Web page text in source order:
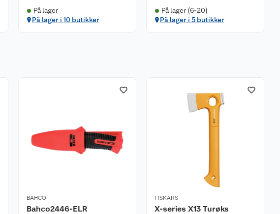
På lager
På lager i 10 butikker
På lager (6-20)
På lager i 5 butikker
BAHCO
Bahco2446-ELR
FISKARS
X-series X13 Turøks